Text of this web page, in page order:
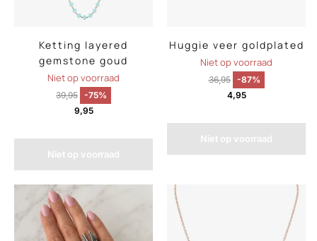
Ketting layered
gemstone goud
Niet op voorraad
39,95 -75%
9,95
Niet op voorraad
Huggie veer goldplated
Niet op voorraad
36,95
-87%
4,95
Niet op voorraad